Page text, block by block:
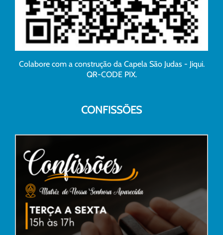
Colabore com a construção da Capela São Judas - Jiqui.
QR-CODE PIX.
CONFISSÕES